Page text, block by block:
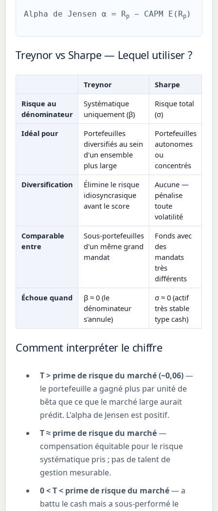
Alpha de Jensen α = Rp − CAPM E(Rp )
Treynor vs Sharpe — Lequel utiliser ?
Treynor
Sharpe
Risque au
dénominateur
Systématique
uniquement (β)
Risque total
(σ)
Idéal pour
Portefeuilles
diversifiés au sein
d'un ensemble
plus large
Portefeuilles
autonomes
ou
concentrés
Diversification
Élimine le risque
idiosyncrasique
avant le score
Aucune —
pénalise
toute
volatilité
Comparable
entre
Sous-portefeuilles
d'un même grand
mandat
Fonds avec
des
mandats
très
différents
Échoue quand
β ≈ 0 (le
dénominateur
s'annule)
σ ≈ 0 (actif
très stable
type cash)
Comment interpréter le chiffre
T > prime de risque du marché (~0,06)—
le portefeuille a gagné plus par unité de
bêta que ce que le marché large aurait
prédit. L'alpha de Jensen est positif.
T ≈ prime de risque du marché—
compensation équitable pour le risque
systématique pris ; pas de talent de
gestion mesurable.
0 < T < prime de risque du marché— a
battu le cash mais a sous-performé le